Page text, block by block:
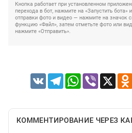
Кнопка работает при установленном
перехода в бот, нажмите на «Запустить
отправки фото и видео — нажмите на значок
функцию «Файл», затем отметьте фото или
нажмите «Отправить».
VK TelegramWhatsApp
Viber X
КОММЕНТИРОВАНИЕ ЧЕРЕЗ